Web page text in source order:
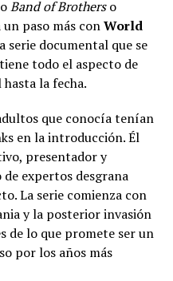
Band of Brotherso
paso más conWorld
serie documental que se
todo el aspecto de
la fecha.
que conocía tenían
en la introducción. Él
presentador y
expertos desgrana
La serie comienza con
y la posterior invasión
de lo que promete ser un
por los años más